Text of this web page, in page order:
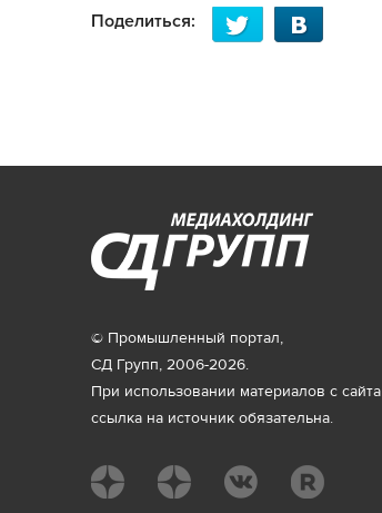
Поделиться:
© Промышленный портал,
СД Групп, 2006-2026.
При использовании материалов с сайта
ссылка на источник обязательна.